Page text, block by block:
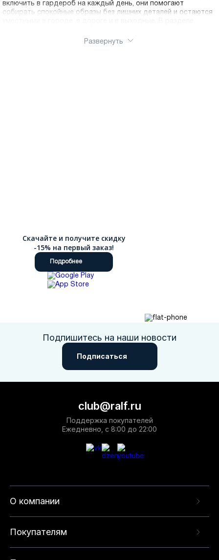
включить в гардероб на каждый день, они помогают
собирать спокойные образы без лишних деталей и остаются
вещь одинаково хорошо смотрелась как самостоятельный
Развернуть
Скачайте и получите скидку
-15% на первый заказ!
Подробнее
Подпишитесь на наши новости
Подписаться
О компании
Покупателям
club@ralf.ru
Поддержка покупателей
Ежедневно, с 8:00 до 22:00